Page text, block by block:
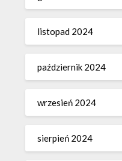
listopad 2024
październik 2024
wrzesień 2024
sierpień 2024